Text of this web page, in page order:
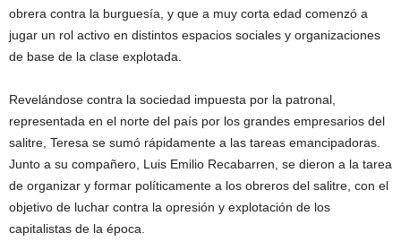
obrera contra la burguesía, y que a muy corta edad comenzó a
jugar un rol activo en distintos espacios sociales y organizaciones
de base de la clase explotada.
Revelándose contra la sociedad impuesta por la patronal,
representada en el norte del país por los grandes empresarios del
salitre, Teresa se sumó rápidamente a las tareas emancipadoras.
Junto a su compañero, Luis Emilio Recabarren, se dieron a la tarea
de organizar y formar políticamente a los obreros del salitre, con el
objetivo de luchar contra la opresión y explotación de los
capitalistas de la época.